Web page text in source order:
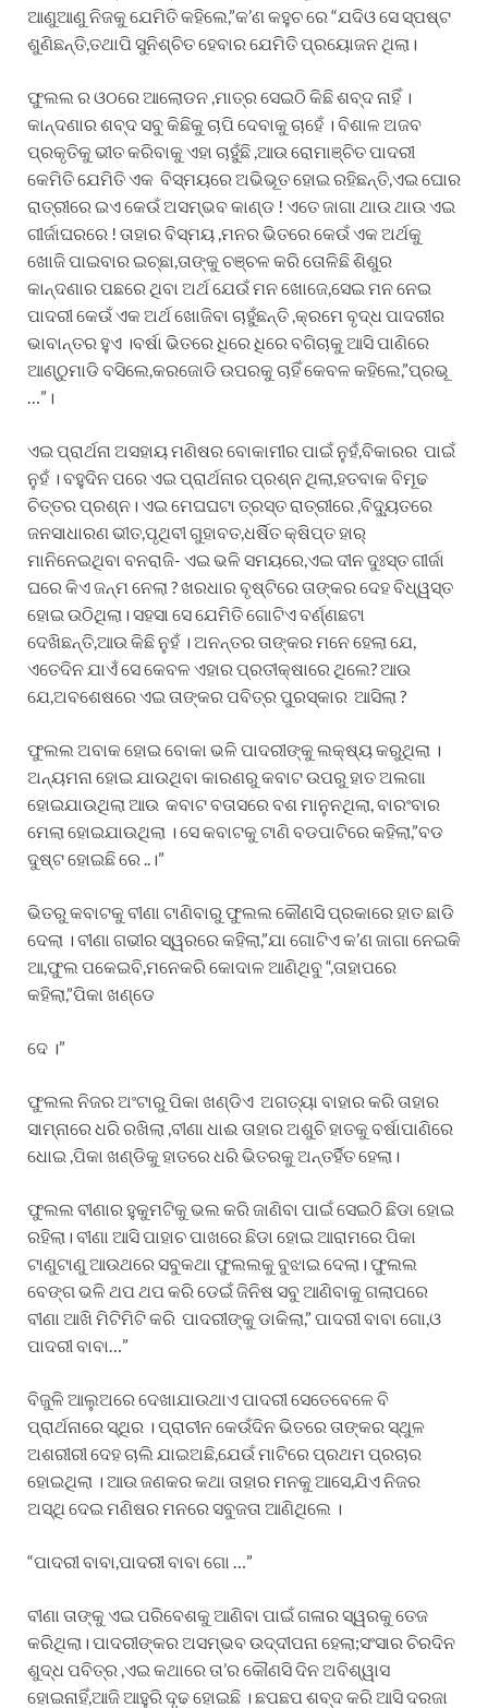
ଆଣୁଆଣୁ ନିଜକୁ ଯେମିତି କହିଲେ,”କ’ଣ କହୁଚ ରେ “ଯଦିଓ ସେ ସ୍ପଷ୍ଟ
ଶୁଣିଛନ୍ତି,ତଥାପି ସୁନିଶ୍ଚିତ ହେବାର ଯେମିତି ପ୍ରୟୋଜନ ଥିଲା।
ଫୁଲଲ ର ଓଠରେ ଆଲୋଡନ ,ମାତ୍ର ସେଇଠି କିଛି ଶବ୍ଦ ନାହିଁ ।
କାନ୍ଦଣାର ଶବ୍ଦ ସବୁ କିଛିକୁ ଚାପି ଦେବାକୁ ଚାହେଁ । ବିଶାଳ ଅଜବ
ପ୍ରକୃତିକୁ ଭୀତ କରିବାକୁ ଏହା ଚାହୁଁଛି ,ଆଉ ରୋମାଞ୍ଚିତ ପାଦରୀ
କେମିତି ଯେମିତି ଏକ ବିସ୍ମୟରେ ଅଭିଭୂତ ହୋଇ ରହିଛନ୍ତି,ଏଇ ଘୋର
ରାତ୍ରୀରେ ଇଏ କେଉଁ ଅସମ୍ଭବ କାଣ୍ଡ ! ଏତେ ଜାଗା ଥାଉ ଥାଉ ଏଇ
ଗୀର୍ଜାଘରରେ ! ତାହାର ବିସ୍ମୟ ,ମନର ଭିତରେ କେଉଁ ଏକ ଅର୍ଥକୁ
ଖୋଜି ପାଇବାର ଇଚ୍ଛା,ତାଙ୍କୁ ଚଞ୍ଚଳ କରି ତୋଳିଛି ଶିଶୁର
କାନ୍ଦଣାର ପଛରେ ଥିବା ଅର୍ଥ ଯେଉଁ ମନ ଖୋଜେ,ସେଇ ମନ ନେଇ
ପାଦରୀ କେଉଁ ଏକ ଅର୍ଥ ଖୋଜିବା ଚାହୁଁଛନ୍ତି ,କ୍ରମେ ବୃଦ୍ଧ ପାଦରୀର
ଭାବାନ୍ତର ହୁଏ ।ବର୍ଷା ଭିତରେ ଧିରେ ଧିରେ ବଗିଚାକୁ ଆସି ପାଣିରେ
ଆଣ୍ଠୁମାଡି ବସିଲେ,କରଜୋଡି ଉପରକୁ ଚାହିଁ କେବଳ କହିଲେ,”ପ୍ରଭୂ
…”।
ଏଇ ପ୍ରାର୍ଥନା ଅସହାୟ ମଣିଷର ବୋକାମୀର ପାଇଁ ନୁହଁ,ବିକାରର ପାଇଁ
ନୁହଁ । ବହୁଦିନ ପରେ ଏଇ ପ୍ରାର୍ଥନାର ପ୍ରଶ୍ନ ଥିଲା,ହତବାକ ବିମୂଢ
ଚିତ୍ତର ପ୍ରଶ୍ନ। ଏଇ ମେଘଘଟା ତ୍ରସ୍ତ ରାତ୍ରୀରେ ,ବିଦ୍ୟୁତରେ
ଜନସାଧାରଣ ଭୀତ,ପୃଥିବୀ ଗୁହାବତ,ଧର୍ଷିତ କ୍ଷିପ୍ତ ହାର୍
ମାନିନେଇଥିବା ବନରାଜି- ଏଇ ଭଳି ସମୟରେ,ଏଇ ଦୀନ ଦୁଃସ୍ତ ଗୀର୍ଜା
ଘରେ କିଏ ଜନ୍ମ ନେଲା ? ଖରଧାର ବୃଷ୍ଟିରେ ତାଙ୍କର ଦେହ ବିଧ୍ୱସ୍ତ
ହୋଇ ଉଠିଥିଲା। ସହସା ସେ ଯେମିତି ଗୋଟିଏ ବର୍ଣ୍ଣଛଟା
ଦେଖିଛନ୍ତି,ଆଉ କିଛି ନୁହଁ । ଅନନ୍ତର ତାଙ୍କର ମନେ ହେଲା ଯେ,
ଏତେଦିନ ଯାଏଁ ସେ କେବଳ ଏହାର ପ୍ରତୀକ୍ଷାରେ ଥିଲେ? ଆଉ
ଯେ,ଅବଶେଷରେ ଏଇ ତାଙ୍କର ପବିତ୍ର ପୁରସ୍କାର ଆସିଲା ?
ଫୁଲଲ ଅବାକ ହୋଇ ବୋକା ଭଳି ପାଦରୀଙ୍କୁ ଲକ୍ଷ୍ୟ କରୁଥିଲା ।
ଅନ୍ୟମନା ହୋଇ ଯାଉଥିବା କାରଣରୁ କବାଟ ଉପରୁ ହାତ ଅଲଗା
ହୋଇଯାଉଥିଲା ଆଉ କବାଟ ବତାସରେ ବଶ ମାନୁନଥିଲା, ବାରଂବାର
ମେଲା ହୋଇଯାଉଥିଲା । ସେ କବାଟକୁ ଟାଣି ବଡପାଟିରେ କହିଲା,”ବଡ
ଦୁଷ୍ଟ ହୋଇଛି ରେ ..।”
ଭିତରୁ କବାଟକୁ ବୀଣା ଟାଣିବାରୁ ଫୁଲଲ କୌଣସି ପ୍ରକାରେ ହାତ ଛାଡି
ଦେଲା । ବୀଣା ଗଭୀର ସ୍ୱରରେ କହିଲା,”ଯା ଗୋଟିଏ କ’ଣ ଜାଗା ନେଇକି
ଆ,ଫୁଲ ପକେଇବି,ମନେକରି କୋଦାଳ ଆଣିଥିବୁ “,ତାହାପରେ
କହିଲା,”ପିକା ଖଣ୍ଡେ
ଦେ ।”
ଫୁଲଲ ନିଜର ଅଂଟାରୁ ପିକା ଖଣ୍ଡିଏ ଅଗତ୍ୟା ବାହାର କରି ତାହାର
ସାମ୍ନାରେ ଧରି ରଖିଲା ,ବୀଣା ଧାଈ ତାହାର ଅଶୁଚି ହାତକୁ ବର୍ଷାପାଣିରେ
ଧୋଇ ,ପିକା ଖଣ୍ଡିକୁ ହାତରେ ଧରି ଭିତରକୁ ଅନ୍ତର୍ହିତ ହେଲା।
ଫୁଲଲ ବୀଣାର ହୁକୁମଟିକୁ ଭଲ କରି ଜାଣିବା ପାଇଁ ସେଇଠି ଛିଡା ହୋଇ
ରହିଲା। ବୀଣା ଆସି ପାହାଚ ପାଖରେ ଛିଡା ହୋଇ ଆରାମରେ ପିକା
ଟାଣୁଟାଣୁ ଆଉଥରେ ସବୁକଥା ଫୁଲଲକୁ ବୁଝାଇ ଦେଲା। ଫୁଲଲ
ବେଙ୍ଗ ଭଳି ଥପ ଥପ କରି ଡେଇଁ ଜିନିଷ ସବୁ ଆଣିବାକୁ ଗଲାପରେ
ବୀଣା ଆଖି ମିଟିମିଟି କରି ପାଦରୀଙ୍କୁ ଡାକିଲା,” ପାଦରୀ ବାବା ଗୋ,ଓ
ପାଦରୀ ବାବା…”
ବିଜୁଳି ଆଲୁଅରେ ଦେଖାଯାଉଥାଏ ପାଦରୀ ସେତେବେଳେ ବି
ପ୍ରାର୍ଥନାରେ ସ୍ଥିର । ପ୍ରାଚୀନ କେଉଁଦିନ ଭିତରେ ତାଙ୍କର ସ୍ଥୁଳ
ଅଶରୀରୀ ଦେହ ଚାଲି ଯାଇଅଛି,ଯେଉଁ ମାଟିରେ ପ୍ରଥମ ପ୍ରଚାର
ହୋଇଥିଲା । ଆଉ ଜଣକର କଥା ତାହାର ମନକୁ ଆସେ,ଯିଏ ନିଜର
ଅସ୍ଥି ଦେଇ ମଣିଷର ମନରେ ସବୁଜତା ଆଣିଥିଲେ ।
“ପାଦରୀ ବାବା,ପାଦରୀ ବାବା ଗୋ …”
ବୀଣା ତାଙ୍କୁ ଏଇ ପରିବେଶକୁ ଆଣିବା ପାଇଁ ଗଳାର ସ୍ୱରକୁ ତେଜ
କରିଥିଲା। ପାଦରୀଙ୍କର ଅସମ୍ଭବ ଉଦ୍ଦୀପନା ହେଲା;ସଂସାର ଚିରଦିନ
ଶୁଦ୍ଧ ପବିତ୍ର ,ଏଇ କଥାରେ ତା’ର କୌଣସି ଦିନ ଅବିଶ୍ୱାସ
ହୋଇନାହିଁ,ଆଜି ଆହୁରି ଦୃଢ ହୋଇଛି । ଛପଛପ ଶବ୍ଦ କରି ଆସି ଦରଜା